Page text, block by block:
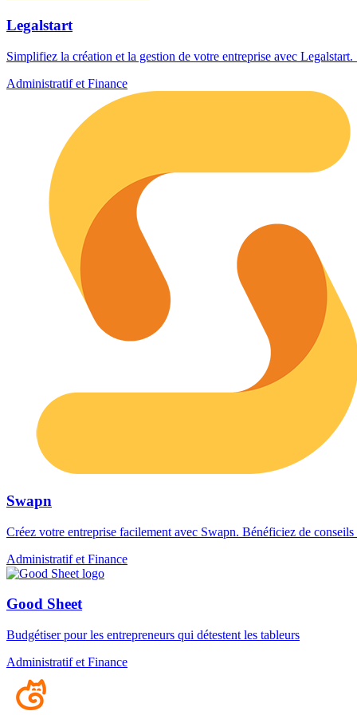
Legalstart
Simplifiez la création et la gestion de votre entreprise avec
Administratif et Finance
Swapn
Créez votre entreprise facilement avec Swapn. Bénéficiez de
Administratif et Finance
Good Sheet
Budgétiser pour les entrepreneurs qui détestent les tableurs
Administratif et Finance